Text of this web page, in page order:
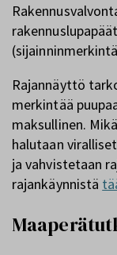
Rajannäyttö
merkintää
maksullinen.
halutaan
ja vahvistetaan
rajankäynnistä